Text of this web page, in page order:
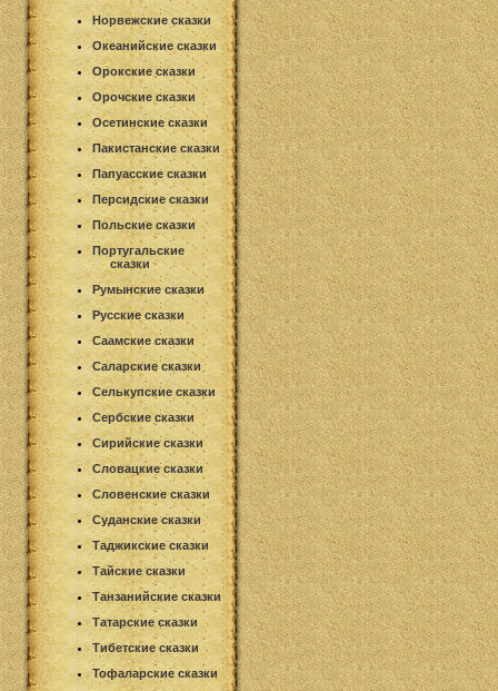
Норвежские сказки
Океанийские сказки
Орокские сказки
Орочские сказки
Осетинские сказки
Пакистанские сказки
Папуасские сказки
Персидские сказки
Польские сказки
Португальские
сказки
Румынские сказки
Русские сказки
Саамские сказки
Саларские сказки
Селькупские сказки
Сербские сказки
Сирийские сказки
Словацкие сказки
Словенские сказки
Суданские сказки
Таджикские сказки
Тайские сказки
Танзанийские сказки
Татарские сказки
Тибетские сказки
Тофаларские сказки